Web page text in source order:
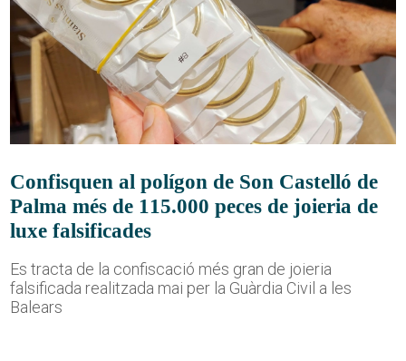
Confisquen al polígon de Son Castelló de
Palma més de 115.000 peces de joieria de
luxe falsificades
Es tracta de la confiscació més gran de joieria
falsificada realitzada mai per la Guàrdia Civil a les
Balears